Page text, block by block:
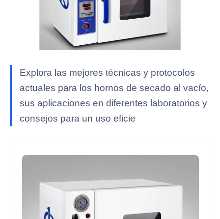
Explora las mejores técnicas y protocolos
actuales para los hornos de secado al vacío,
sus aplicaciones en diferentes laboratorios y
consejos para un uso eficie